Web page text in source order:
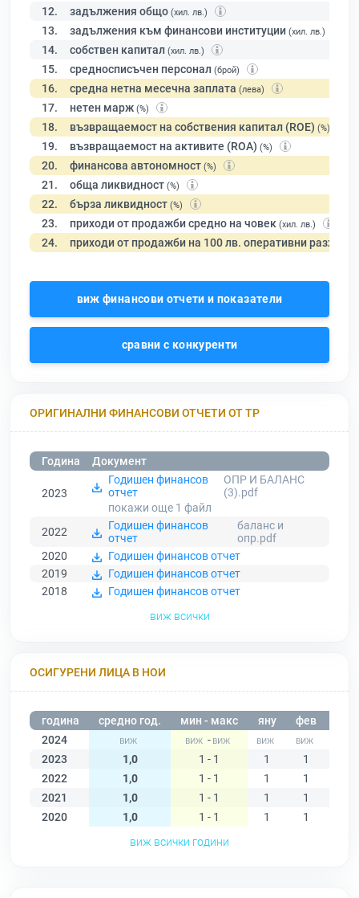
12. задължения общо (хил. лв.)
13. задължения към финансови институции (хил. лв.)
14. собствен капитал (хил. лв.)
15. средносписъчен персонал (брой)
16. средна нетна месечна заплата (лева)
17. нетен марж (%)
18. възвращаемост на собствения капитал (ROE) (%)
19. възвращаемост на активите (ROA) (%)
20. финансова автономност (%)
21. обща ликвидност (%)
22. бърза ликвидност (%)
23. приходи от продажби средно на човек (хил. лв.)
24. приходи от продажби на 100 лв. оперативни разходи
виж финансови отчети и показатели
сравни с конкуренти
ОРИГИНАЛНИ ФИНАНСОВИ ОТЧЕТИ ОТ ТР
Година Документ
2023
Годишен финансов
отчет
ОПР И БАЛАНС
(3).pdf
покажи още 1 файл
2022
Годишен финансов
отчет
баланс и
опр.pdf
2020
Годишен финансов отчет
2019
Годишен финансов отчет
2018
Годишен финансов отчет
виж всички
ОСИГУРЕНИ ЛИЦА В НОИ
година средно год. мин - макс яну фев
2024
-
2023
1,0 1 - 1 1 1
2022
1,0 1 - 1 1 1
2021
1,0 1 - 1 1 1
2020
1,0 1 - 1 1 1
виж всички години